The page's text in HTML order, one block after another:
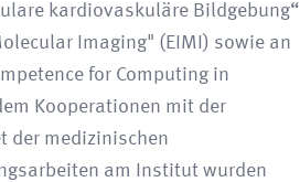
kardiovaskuläre Bildgebung“
Imaging" (EIMI) sowie an
for Computing in
Kooperationen mit der
der medizinischen
am Institut wurden